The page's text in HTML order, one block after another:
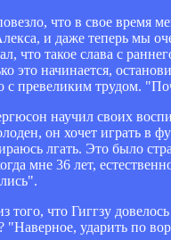
что в свое время
и даже теперь мы
что такое слава с
это начинается,
с превеликим трудом.
научил своих
он хочет играть в
лгать. Это было
мне 36 лет,
того, что Гиггзу
"Наверное, ударить по